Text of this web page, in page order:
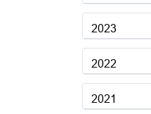
2023
2022
2021